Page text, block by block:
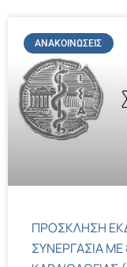
ΑΝΑΚΟΙΝΏΣΕΙΣ
ΠΡΟΣΚΛΗΣΗ
ΣΥΝΕΡΓΑΣΙΑ ΜΕ